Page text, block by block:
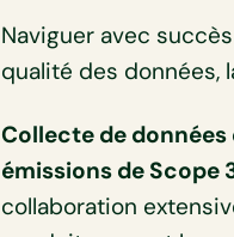
Naviguer avec
qualité des données,
Collecte de
émissions de Scope
collaboration